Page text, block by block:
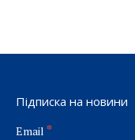
Підписка на новини
Email *